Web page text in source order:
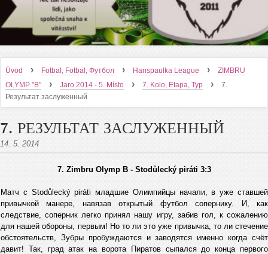
Úvod › Fotbal, Fotbal, Футбол › Hanspaulka League ›
ZIMBRU
OLYMP "B"
› Jaro 2014 - 5. Místo › 7. Kolo, Etapa, Тур ›
7.
Результат заслуженный
7. РЕЗУЛЬТАТ ЗАСЛУЖЕННЫЙ
14. 5. 2014
7. Zimbru Olymp B - Stodůlecký piráti 3:3
Матч с Stodůlecký piráti младшие Олимпийцы начали, в уже ставшей
привычкой манере, навязав открытый футбол сопернику. И, как
следствие, соперник легко принял нашу игру, забив гол, к сожалению
для нашей обороны, первым! Но то ли это уже привычка, то ли стечение
обстоятельств, Зубры пробуждаются и заводятся именно когда счёт
давит! Так, град атак на ворота Пиратов сыпался до конца первого